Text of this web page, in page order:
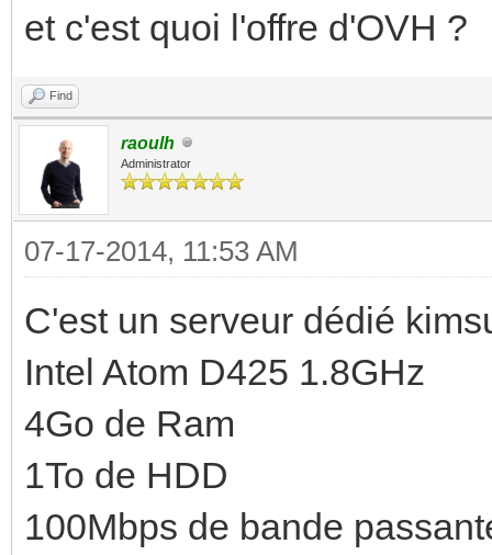
et c'est quoi l'offre d'OVH ?
Find
raoulh
Administrator
07-17-2014, 11:53 AM
C'est un serveur dédié
Intel Atom D425 1.8GHz
4Go de Ram
1To de HDD
100Mbps de bande